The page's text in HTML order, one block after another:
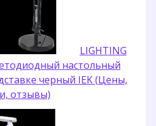
LIGHTING
настольный
черный IEK (Цены,
отзывы)